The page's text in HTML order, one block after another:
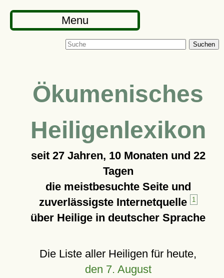
Menu
Suchen
Ökumenisches
Heiligenlexikon
seit 27 Jahren, 10 Monaten und 22
Tagen
die meistbesuchte Seite und
zuverlässigste Internetquelle
1
über Heilige in deutscher Sprache
Die Liste aller Heiligen für heute,
den 7. August